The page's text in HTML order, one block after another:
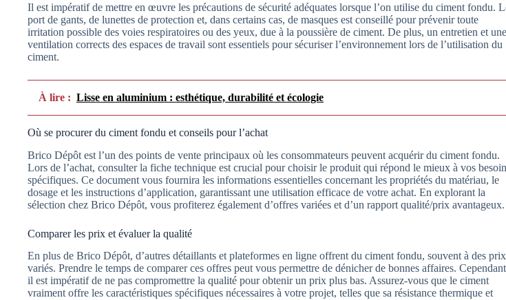
Il est impératif de mettre en œuvre les précautions de sécurité adéquates lorsque l’on utilise du ciment fondu.
port de gants, de lunettes de protection et, dans certains cas, de masques est conseillé pour prévenir toute
irritation possible des voies respiratoires ou des yeux, due à la poussière de ciment. De plus, un entretien et une
ventilation corrects des espaces de travail sont essentiels pour sécuriser l’environnement lors de l’utilisation du
ciment.
À lire : Lisse en aluminium : esthétique, durabilité et écologie
Où se procurer du ciment fondu et conseils pour l’achat
Brico Dépôt est l’un des points de vente principaux où les consommateurs peuvent acquérir du ciment fondu.
Lors de l’achat, consulter la fiche technique est crucial pour choisir le produit qui répond le mieux à vos
spécifiques. Ce document vous fournira les informations essentielles concernant les propriétés du matériau, le
dosage et les instructions d’application, garantissant une utilisation efficace de votre achat. En explorant la
sélection chez Brico Dépôt, vous profiterez également d’offres variées et d’un rapport qualité/prix avantageux.
Comparer les prix et évaluer la qualité
En plus de Brico Dépôt, d’autres détaillants et plateformes en ligne offrent du ciment fondu, souvent à des prix
variés. Prendre le temps de comparer ces offres peut vous permettre de dénicher de bonnes affaires.
il est impératif de ne pas compromettre la qualité pour obtenir un prix plus bas. Assurez-vous que le ciment
vraiment offre les caractéristiques spécifiques nécessaires à votre projet, telles que sa résistance thermique et